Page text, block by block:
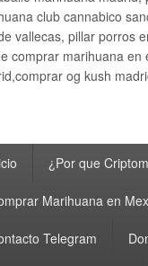
club cannabico
vallecas, pillar porros
comprar marihuana en
og kush
¿Por que
Marihuana en
Telegram